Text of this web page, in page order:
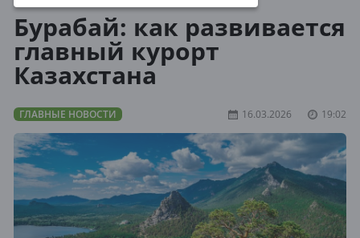
Бурабай: как развивается
главный курорт
Казахстана
ГЛАВНЫЕ НОВОСТИ 16.03.2026 19:02